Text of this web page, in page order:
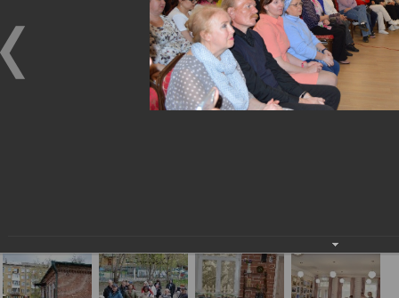
Экскурсия в Доме Окуджавы
18.05.2024